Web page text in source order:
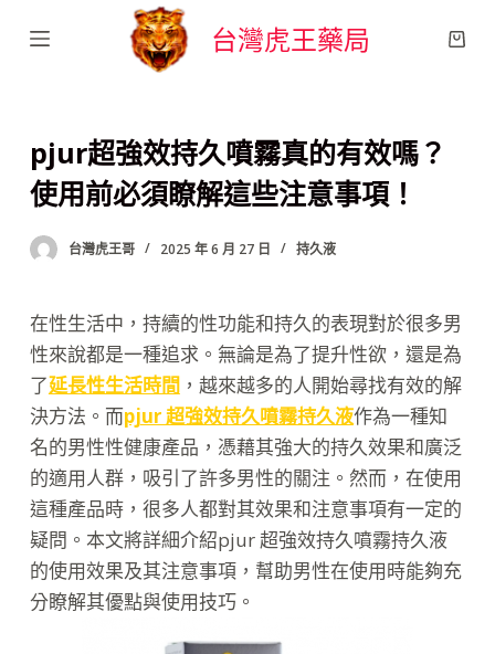
跳
內
容
台灣虎王藥局
pjur超強效持久噴霧真的有效嗎？
使用前必須瞭解這些注意事項！
台灣虎王哥 2025 年 6 月 27 日 持久液
在性生活中，持續的性功能和持久的表現對於很多男
性來說都是一種追求。無論是為了提升性欲，還是為
了延長性生活時間 ，越來越多的人開始尋找有效的解
決方法。而pjur 超強效持久噴霧持久液作為一種知
名的男性性健康產品，憑藉其強大的持久效果和廣泛
的適用人群，吸引了許多男性的關注。然而，在使用
這種產品時，很多人都對其效果和注意事項有一定的
疑問。本文將詳細介紹pjur 超強效持久噴霧持久液
的使用效果及其注意事項，幫助男性在使用時能夠充
分瞭解其優點與使用技巧。